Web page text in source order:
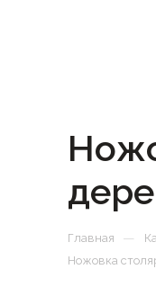
Главная —
Ножовка